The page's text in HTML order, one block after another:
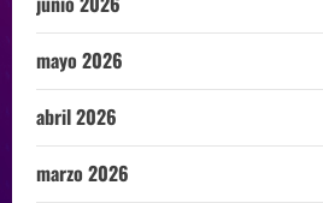
mayo 2026
abril 2026
marzo 2026